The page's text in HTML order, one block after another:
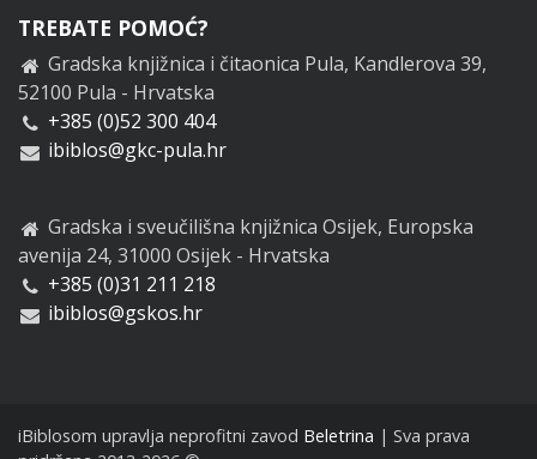
TREBATE POMOĆ?
Gradska knjižnica i čitaonica Pula, Kandlerova 39,
52100 Pula - Hrvatska
+385 (0)52 300 404
ibiblos@gkc-pula.hr
Gradska i sveučilišna knjižnica Osijek, Europska
avenija 24, 31000 Osijek - Hrvatska
+385 (0)31 211 218
ibiblos@gskos.hr
iBiblosom upravlja neprofitni zavod Beletrina | Sva prava